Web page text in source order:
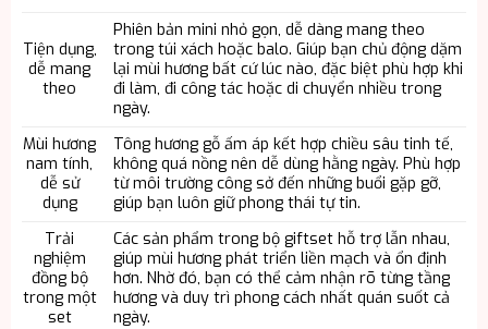
Tiện dụng,
dễ mang
theo
Phiên bản mini nhỏ gọn, dễ dàng mang theo
trong túi xách hoặc balo. Giúp bạn chủ động dặm
lại mùi hương bất cứ lúc nào, đặc biệt phù hợp khi
đi làm, đi công tác hoặc di chuyển nhiều trong
ngày.
Mùi hương
nam tính,
dễ sử
dụng
Tông hương gỗ ấm áp kết hợp chiều sâu tinh tế,
không quá nồng nên dễ dùng hằng ngày. Phù hợp
từ môi trường công sở đến những buổi gặp gỡ,
giúp bạn luôn giữ phong thái tự tin.
Trải
nghiệm
đồng bộ
trong một
set
Các sản phẩm trong bộ giftset hỗ trợ lẫn nhau,
giúp mùi hương phát triển liền mạch và ổn định
hơn. Nhờ đó, bạn có thể cảm nhận rõ từng tầng
hương và duy trì phong cách nhất quán suốt cả
ngày.